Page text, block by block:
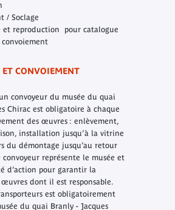
/ Soclage
et reproduction pour catalogue
CONVOIEMENT
convoyeur du musée du quai
Chirac est obligatoire à chaque
des œuvres : enlèvement,
installation jusqu’à la vitrine
du démontage jusqu’au retour
représente le musée et
d’action pour garantir la
dont il est responsable.
est obligatoirement
du quai Branly - Jacques